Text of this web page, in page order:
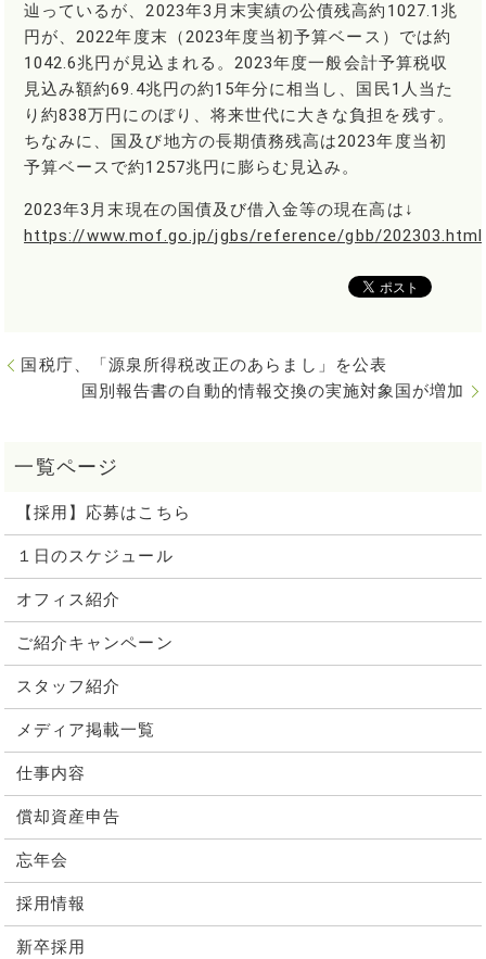
辿っているが、2023年3月末実績の公債残高約1027.1兆
円が、2022年度末（2023年度当初予算ベース）では約
1042.6兆円が見込まれる。2023年度一般会計予算税収
見込み額約69.4兆円の約15年分に相当し、国民1人当た
り約838万円にのぼり、将来世代に大きな負担を残す。
ちなみに、国及び地方の長期債務残高は2023年度当初
予算ベースで約1257兆円に膨らむ見込み。
2023年3月末現在の国債及び借入金等の現在高は↓
https://www.mof.go.jp/jgbs/reference/gbb/202303.html
国税庁、「源泉所得税改正のあらまし」を公表
国別報告書の自動的情報交換の実施対象国が増加
【採用】応募はこちら
１日のスケジュール
オフィス紹介
ご紹介キャンペーン
スタッフ紹介
メディア掲載一覧
仕事内容
償却資産申告
忘年会
採用情報
新卒採用